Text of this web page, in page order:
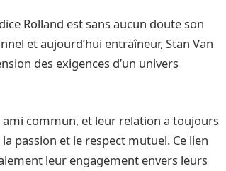
Rolland est sans aucun doute son
et aujourd’hui entraîneur, Stan Van
des exigences d’un univers
ami commun, et leur relation a toujours
passion et le respect mutuel. Ce lien
leur engagement envers leurs